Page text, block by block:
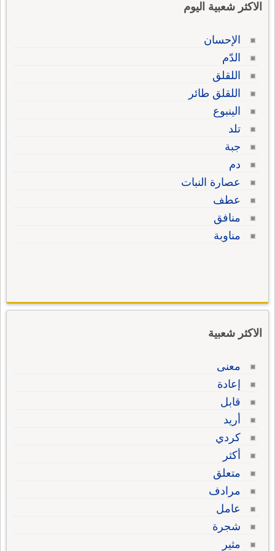
الاكثر شعبية اليوم
الإحسان
الدّم
اللقلق
اللقلق طائر
الينبوع
تلد
جبة
دم
عصارة النبات
عطف
منافق
مناوبة
الاكثر شعبية
معنى
إعادة
قابل
أريد
كردي
أكثر
متعلق
مرادف
عامل
شجرة
مثير